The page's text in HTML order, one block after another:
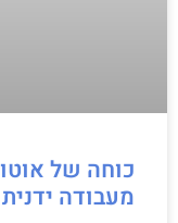
כוחה של
מעבודה